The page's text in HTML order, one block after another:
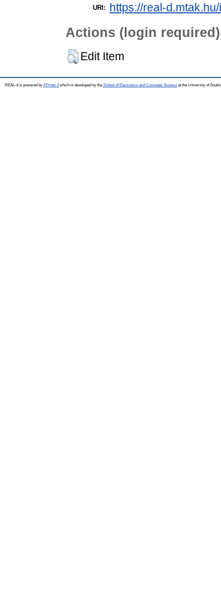
URI: https://real-
Actions (login required)
Edit Item
REAL-d is powered by EPrints 3which is developed by the School of Electronics and Computer Science at the University of